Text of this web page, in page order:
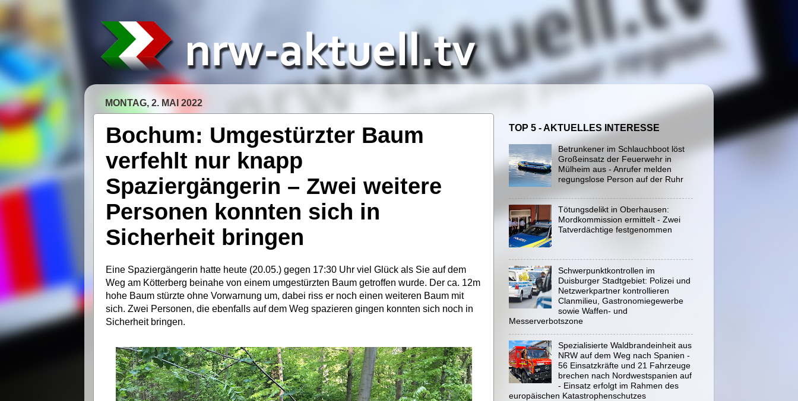
MONTAG, 2. MAI 2022
Bochum: Umgestürzter Baum
verfehlt nur knapp
Spaziergängerin – Zwei weitere
Personen konnten sich in
Sicherheit bringen
Eine Spaziergängerin hatte heute (20.05.) gegen 17:30 Uhr viel Glück als Sie auf dem
Weg am Kötterberg beinahe von einem umgestürzten Baum getroffen wurde. Der ca. 12m
hohe Baum stürzte ohne Vorwarnung um, dabei riss er noch einen weiteren Baum mit
sich. Zwei Personen, die ebenfalls auf dem Weg spazieren gingen konnten sich noch in
Sicherheit bringen.
TOP 5 - AKTUELLES INTERESSE
Betrunkener im Schlauchboot löst
Großeinsatz der Feuerwehr in
Mülheim aus - Anrufer melden
regungslose Person auf der Ruhr
Tötungsdelikt in Oberhausen:
Mordkommission ermittelt - Zwei
Tatverdächtige festgenommen
Schwerpunktkontrollen im
Duisburger Stadtgebiet: Polizei und
Netzwerkpartner kontrollieren
Clanmilieu, Gastronomiegewerbe
sowie Waffen- und
Messerverbotszone
Spezialisierte Waldbrandeinheit aus
NRW auf dem Weg nach Spanien -
56 Einsatzkräfte und 21 Fahrzeuge
brechen nach Nordwestspanien auf
- Einsatz erfolgt im Rahmen des
europäischen Katastrophenschutzes